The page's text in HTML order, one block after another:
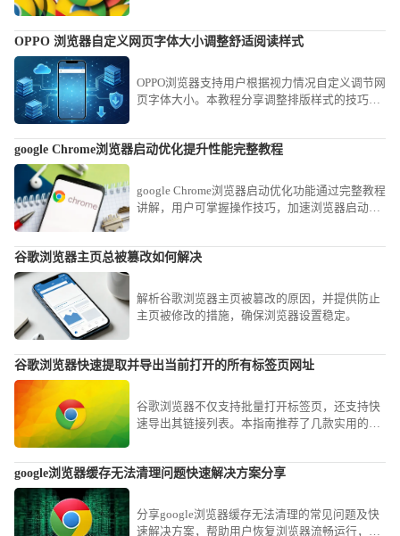
OPPO 浏览器自定义网页字体大小调整舒适阅读样式
OPPO浏览器支持用户根据视力情况自定义调节网
页字体大小。本教程分享调整排版样式的技巧，
读视觉体验。
google Chrome浏览器启动优化提升性能完整教程
google Chrome浏览器启动优化功能通过完整教程
讲解，用户可掌握操作技巧，加速浏览器启动速
谷歌浏览器主页总被篡改如何解决
解析谷歌浏览器主页被篡改的原因，并提供防止
主页被修改的措施，确保浏览器设置稳定。
谷歌浏览器快速提取并导出当前打开的所有标签页网址
谷歌浏览器不仅支持批量打开标签页，还支持快
速导出其链接列表。本指南推荐了几款实用的扩
google浏览器缓存无法清理问题快速解决方案分享
分享google浏览器缓存无法清理的常见问题及快
速解决方案，帮助用户恢复浏览器流畅运行，提